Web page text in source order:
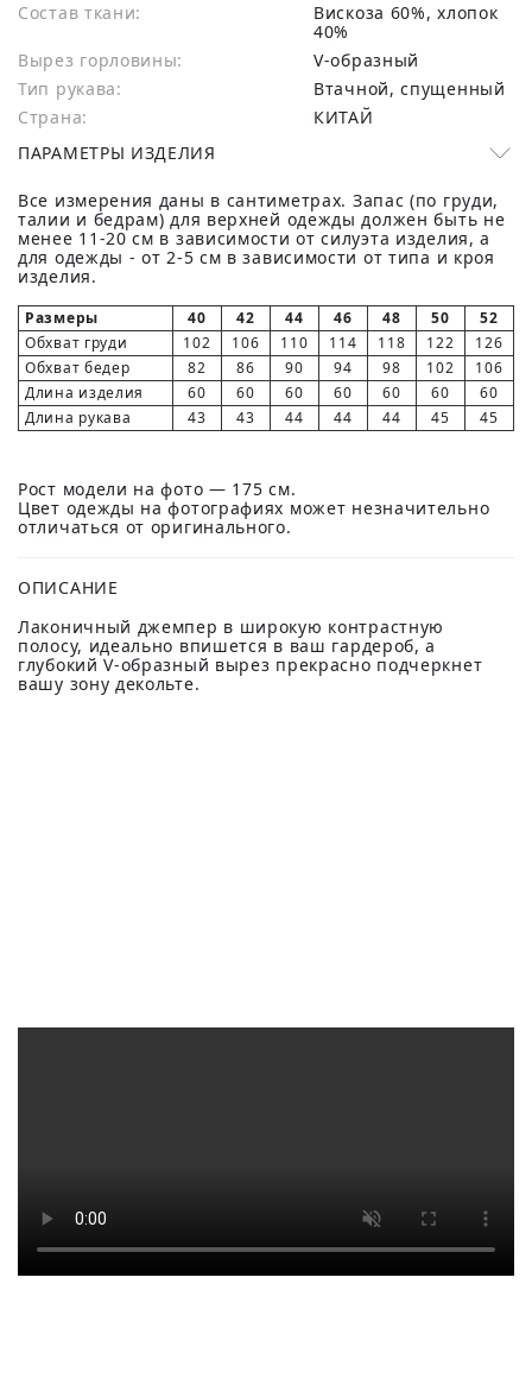
Состав ткани:
вискоза 60%, хлопок
40%
Вырез горловины:
V-образный
Тип рукава:
Втачной, спущенный
Страна:
КИТАЙ
ПАРАМЕТРЫ ИЗДЕЛИЯ
Все измерения даны в сантиметрах. Запас (по груди,
талии и бедрам) для верхней одежды должен быть не
менее 11-20 см в зависимости от силуэта изделия, а
для одежды - от 2-5 см в зависимости от типа и кроя
изделия.
Размеры 40 42 44 46 48 50
52
Обхват груди
102 106 110 114 118 122
126
Обхват бедер
82 86 90 94 98 102
106
Длина изделия
60 60 60 60 60 60
60
Длина рукава
43 43 44 44 44 45 45
Рост модели на фото — 175 см.
Цвет одежды на фотографиях может незначительно
отличаться от оригинального.
ОПИСАНИЕ
Лаконичный джемпер в широкую контрастную
полосу, идеально впишется в ваш гардероб, а
глубокий V-образный вырез прекрасно подчеркнет
вашу зону декольте.